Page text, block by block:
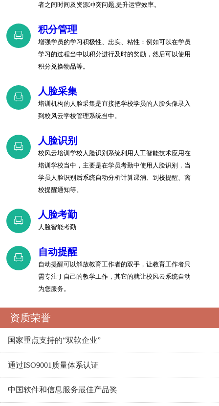
者之间时间及资源冲突问题,提升运营效率。
积分管理
增强学员的学习积极性、忠实、粘性：例如可以在学员
学习的过程当中以积分进行及时的奖励，然后可以使用
积分兑换物品等。
人脸采集
培训机构的人脸采集是直接把学校学员的人脸头像录入
到校风云学校管理系统当中。
人脸识别
校风云培训学校人脸识别系统利用人工智能技术应用在
培训学校当中，主要是在学员考勤中使用人脸识别，当
学员人脸识别后系统自动分析计算课消、到校提醒、离
校提醒通知等。
人脸考勤
人脸智能考勤
自动提醒
自动提醒可以解放教育工作者的双手，让教育工作者只
需专注于自己的教学工作，其它的就让校风云系统自动
为您服务。
资质荣誉
国家重点支持的“双软企业”
通过ISO9001质量体系认证
中国软件和信息服务最佳产品奖